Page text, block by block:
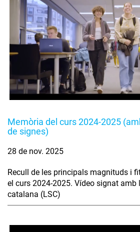
Memòria del curs 2024-2025
de signes)
28 de nov. 2025
Recull de les principals magnituds i
el curs 2024-2025. Vídeo signat amb
catalana (LSC)